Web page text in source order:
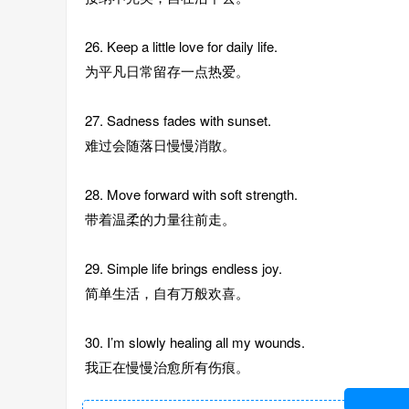
26. Keep a little love for daily life.
为平凡日常留存一点热爱。
27. Sadness fades with sunset.
难过会随落日慢慢消散。
28. Move forward with soft strength.
带着温柔的力量往前走。
29. Simple life brings endless joy.
简单生活，自有万般欢喜。
30. I’m slowly healing all my wounds.
我正在慢慢治愈所有伤痕。